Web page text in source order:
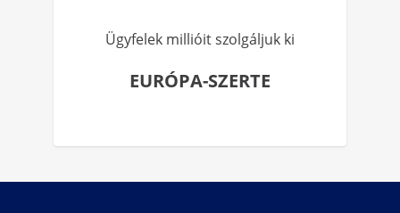
Ügyfelek millióit szolgáljuk ki
EURÓPA-SZERTE